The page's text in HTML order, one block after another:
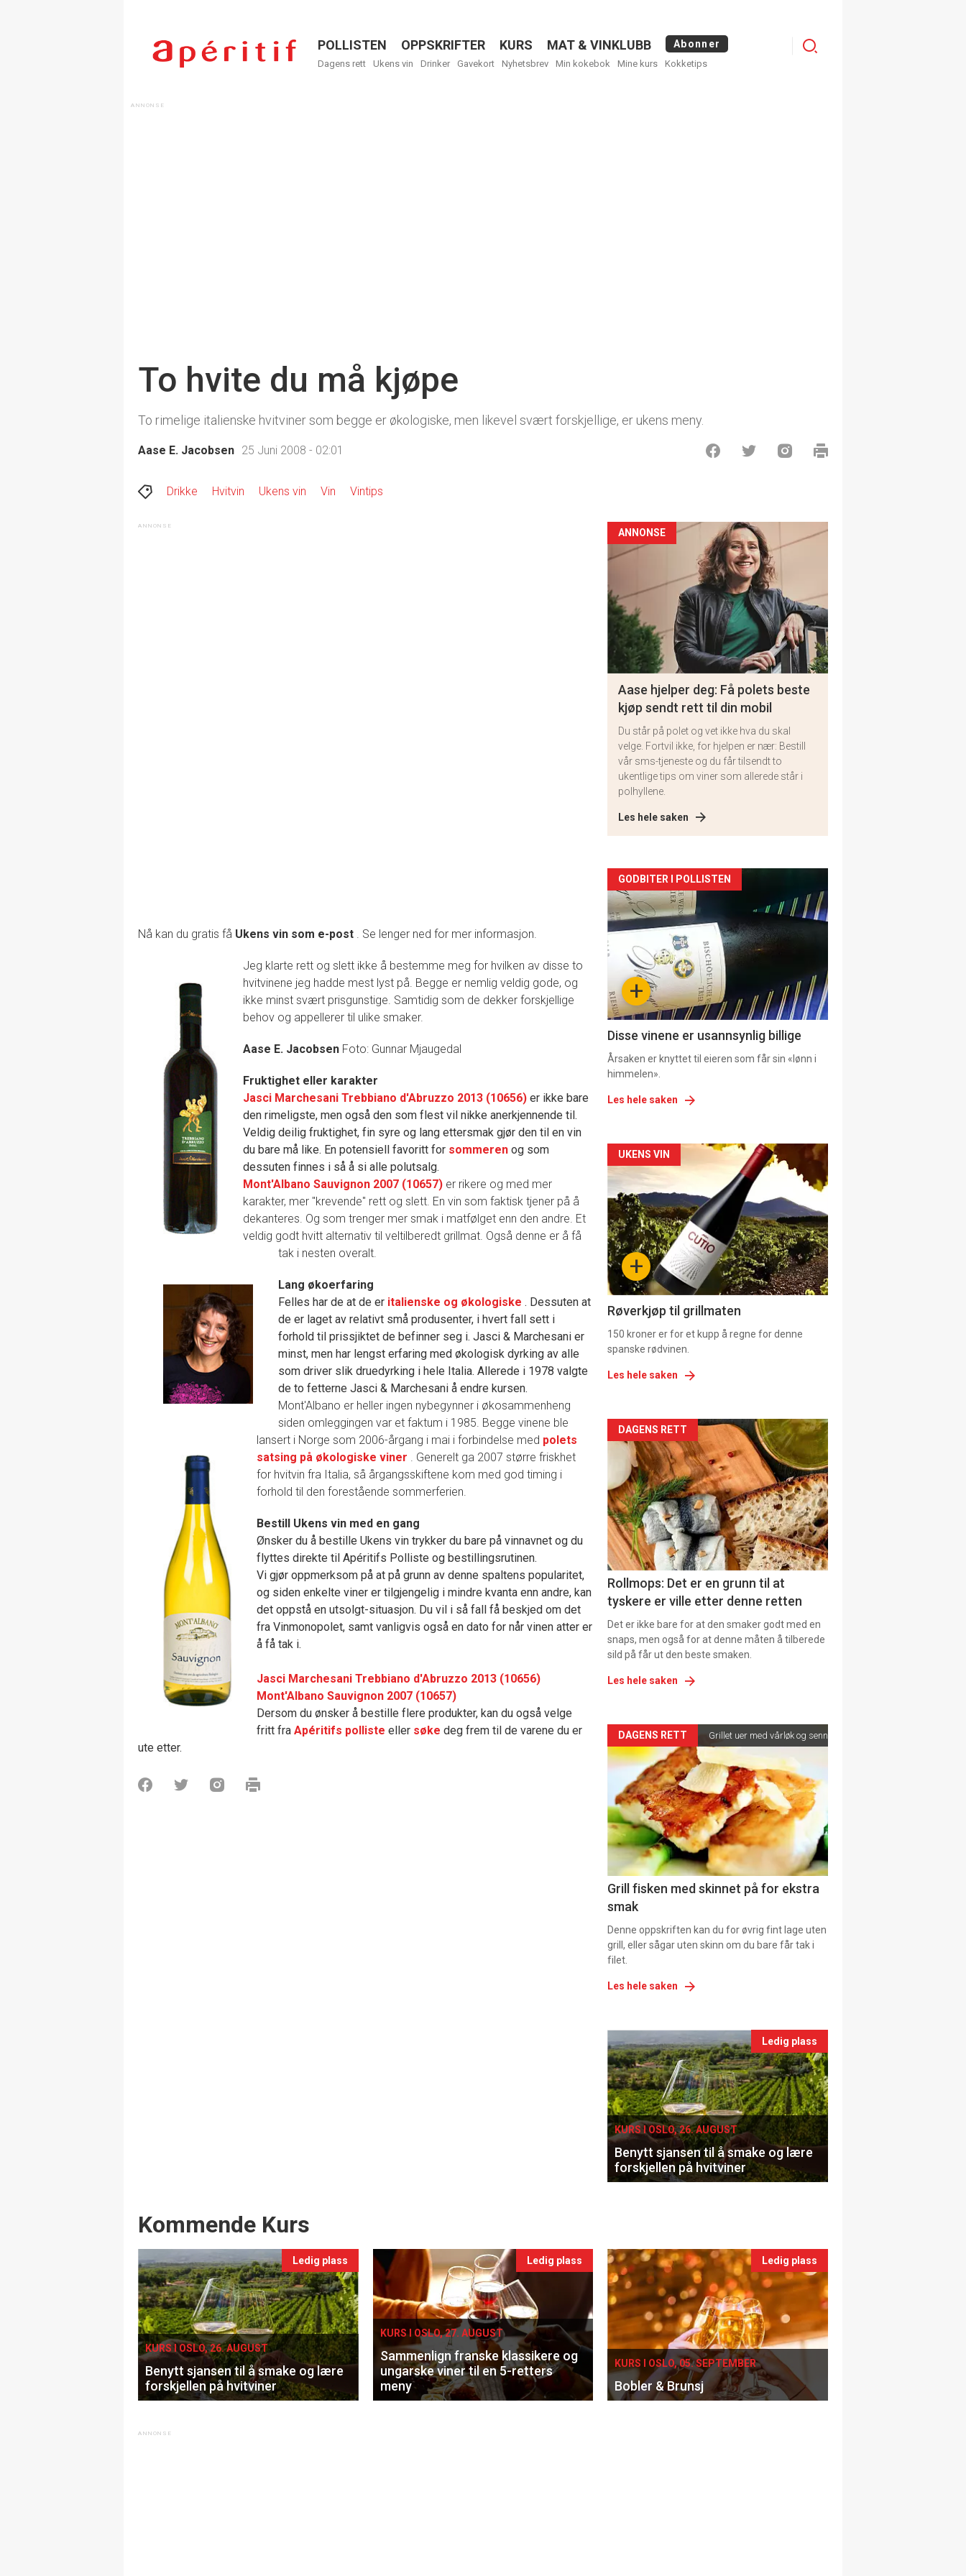
Menu
POLLISTEN OPPSKRIFTER KURS MAT & VINKLUBB Abonner
Dagens rett Ukens vin Drinker Gavekort Nyhetsbrev Min kokebok Mine kurs Kokketips
Logg
To hvite du må kjøpe
To rimelige italienske hvitviner som begge er økologiske, men likevel svært forskjellige, er ukens meny.
Aase E. Jacobsen 25 Juni 2008 - 02:01
Drikke Hvitvin Ukens vin Vin Vintips
Nå kan du gratis få Ukens vin som e-post . Se lenger ned for mer informasjon.
Jeg klarte rett og slett ikke å bestemme meg for hvilken av disse to
hvitvinene jeg hadde mest lyst på. Begge er nemlig veldig gode, og
ikke minst svært prisgunstige. Samtidig som de dekker forskjellige
behov og appellerer til ulike smaker.
Aase E. Jacobsen Foto: Gunnar Mjaugedal
Fruktighet eller karakter
Jasci Marchesani Trebbiano d'Abruzzo 2013 (10656) er ikke bare
den rimeligste, men også den som flest vil nikke anerkjennende til.
Veldig deilig fruktighet, fin syre og lang ettersmak gjør den til en vin
du bare må like. En potensiell favoritt for sommerenog som
dessuten finnes i så å si alle polutsalg.
Mont'Albano Sauvignon 2007 (10657) er rikere og med mer
karakter, mer "krevende" rett og slett. En vin som faktisk tjener på å
dekanteres. Og som trenger mer smak i matfølget enn den andre. Et
veldig godt hvitt alternativ til veltilberedt grillmat. Også denne er å få
tak i nesten overalt.
Lang økoerfaring
Felles har de at de er italienske og økologiske. Dessuten at
de er laget av relativt små produsenter, i hvert fall sett i
forhold til prissjiktet de befinner seg i. Jasci & Marchesani er
minst, men har lengst erfaring med økologisk dyrking av alle
som driver slik druedyrking i hele Italia. Allerede i 1978 valgte
de to fetterne Jasci & Marchesani å endre kursen.
Mont'Albano er heller ingen nybegynner i økosammenheng
siden omleggingen var et faktum i 1985. Begge vinene ble
lansert i Norge som 2006-årgang i mai i forbindelse med polets
satsing på økologiske viner . Generelt ga 2007 større friskhet
for hvitvin fra Italia, så årgangsskiftene kom med god timing i
forhold til den forestående sommerferien.
Bestill Ukens vin med en gang
Ønsker du å bestille Ukens vin trykker du bare på vinnavnet og du
flyttes direkte til Apéritifs Polliste og bestillingsrutinen.
Vi gjør oppmerksom på at på grunn av denne spaltens popularitet,
og siden enkelte viner er tilgjengelig i mindre kvanta enn andre, kan
det oppstå en utsolgt-situasjon. Du vil i så fall få beskjed om det
fra Vinmonopolet, samt vanligvis også en dato for når vinen atter er
å få tak i.
Jasci Marchesani Trebbiano d'Abruzzo 2013 (10656)
Mont'Albano Sauvignon 2007 (10657)
Dersom du ønsker å bestille flere produkter, kan du også velge
fritt fraApéritifs pollisteeller søkedeg frem til de varene du er
ute etter.
ANNONSE
Aase hjelper deg: Få polets beste
kjøp sendt rett til din mobil
Du står på polet og vet ikke hva du skal
velge. Fortvil ikke, for hjelpen er nær: Bestill
vår sms-tjeneste og du får tilsendt to
ukentlige tips om viner som allerede står i
polhyllene.
Les hele saken
Artikler
detail
-
section
11+
GODBITER I POLLISTEN
Disse vinene er usannsynlig billige
Årsaken er knyttet til eieren som får sin «lønn i
himmelen».
Les hele saken
Artikler
detail
-
section
11
Dagens
rett
+
UKENS VIN
Røverkjøp til grillmaten
150 kroner er for et kupp å regne for denne
spanske rødvinen.
Les hele saken
Artikler
detail
-
section
11
Dagens
rett
2
DAGENS RETT
Rollmops: Det er en grunn til at
tyskere er ville etter denne retten
Det er ikke bare for at den smaker godt med en
snaps, men også for at denne måten å tilberede
sild på får ut den beste smaken.
Les hele saken
Artikler
detail
-
section
11
Ukens
vin
DAGENS RETT Grillet uer med vårløk og sennepsvinaigrette
Grill fisken med skinnet på for ekstra
smak
Denne oppskriften kan du for øvrig fint lage uten
grill, eller sågar uten skinn om du bare får tak i
filet.
Les hele saken
Events
single
Ledig plass
KURS I OSLO, 26. AUGUST
Benytt sjansen til å smake og lære
forskjellen på hvitviner
Events
Kommende Kurs
Ledig plass
KURS I OSLO, 26. AUGUST
Benytt sjansen til å smake og lære
forskjellen på hvitviner
Ledig plass
KURS I OSLO, 27. AUGUST
Sammenlign franske klassikere og
ungarske viner til en 5-retters
meny
Ledig plass
KURS I OSLO, 05. SEPTEMBER
Bobler & Brunsj